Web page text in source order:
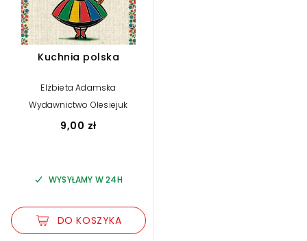
Kuchnia polska
Elżbieta Adamska
Wydawnictwo Olesiejuk
9,00 zł
WYSYŁAMY W 24H
DO KOSZYKA